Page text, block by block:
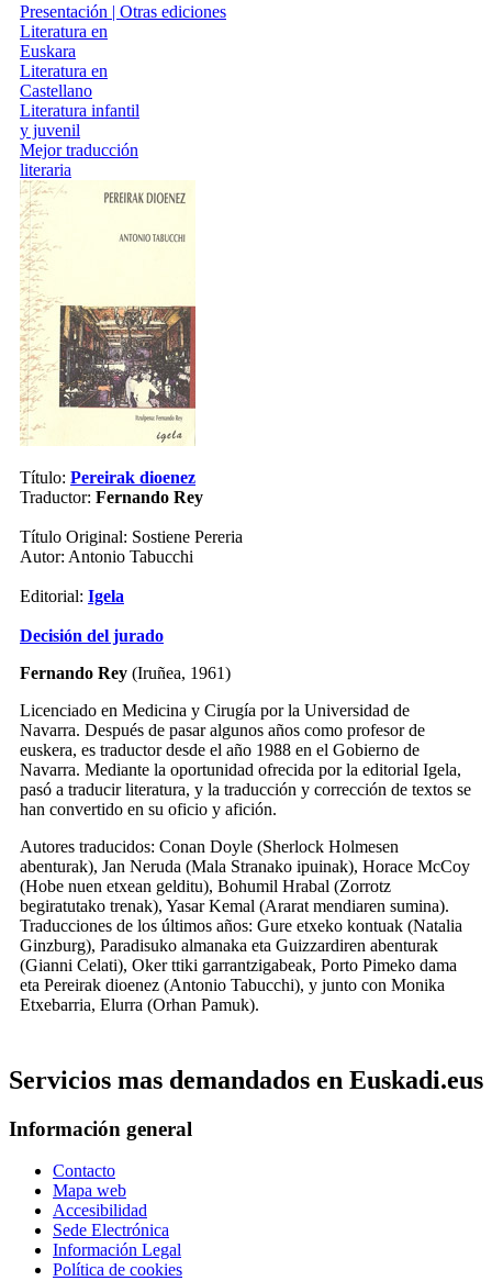
Presentación | Otras ediciones
Literatura en
Euskara
Literatura en
Castellano
Literatura infantil
y juvenil
Mejor traducción
literaria
Título: Pereirak dioenez
Traductor: Fernando Rey
Título Original: Sostiene Pereria
Autor: Antonio Tabucchi
Editorial: Igela
Decisión del jurado
Fernando Rey (Iruñea, 1961)
Licenciado en Medicina y Cirugía por la Universidad de
Navarra. Después de pasar algunos años como profesor de
euskera, es traductor desde el año 1988 en el Gobierno de
Navarra. Mediante la oportunidad ofrecida por la editorial Igela,
pasó a traducir literatura, y la traducción y corrección de textos se
han convertido en su oficio y afición.
Autores traducidos: Conan Doyle (Sherlock Holmesen
abenturak), Jan Neruda (Mala Stranako ipuinak), Horace McCoy
(Hobe nuen etxean gelditu), Bohumil Hrabal (Zorrotz
begiratutako trenak), Yasar Kemal (Ararat mendiaren sumina).
Traducciones de los últimos años: Gure etxeko kontuak (Natalia
Ginzburg), Paradisuko almanaka eta Guizzardiren abenturak
(Gianni Celati), Oker ttiki garrantzigabeak, Porto Pimeko dama
eta Pereirak dioenez (Antonio Tabucchi), y junto con Monika
Etxebarria, Elurra (Orhan Pamuk).
Servicios mas demandados en Euskadi.eus
Información general
Contacto
Mapa web
Accesibilidad
Sede Electrónica
Información Legal
Política de cookies